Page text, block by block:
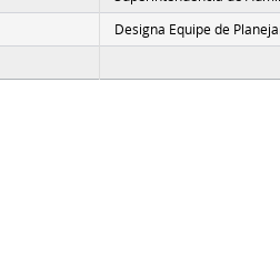
Designa Equipe de